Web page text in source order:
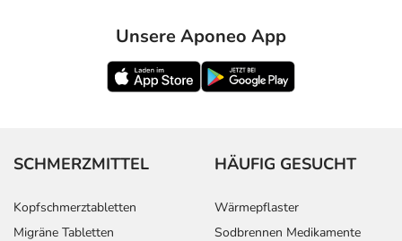
Unsere Aponeo App
SCHMERZMITTEL
Kopfschmerztabletten
Migräne Tabletten
HÄUFIG GESUCHT
Wärmepflaster
Sodbrennen Medikamente